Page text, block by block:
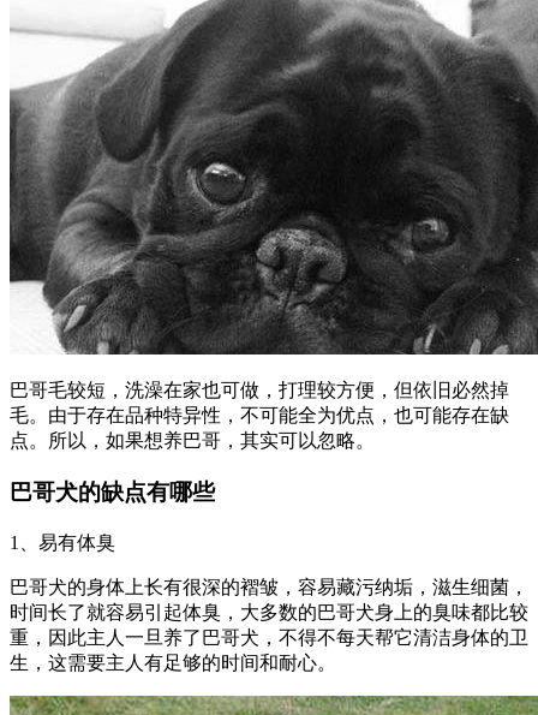
巴哥毛较短，洗澡在家也可做，打理较方便，但依旧必然掉
毛。由于存在品种特异性，不可能全为优点，也可能存在缺
点。所以，如果想养巴哥，其实可以忽略。
巴哥犬的缺点有哪些
1、易有体臭
巴哥犬的身体上长有很深的褶皱，容易藏污纳垢，滋生细菌，
时间长了就容易引起体臭，大多数的巴哥犬身上的臭味都比较
重，因此主人一旦养了巴哥犬，不得不每天帮它清洁身体的卫
生，这需要主人有足够的时间和耐心。